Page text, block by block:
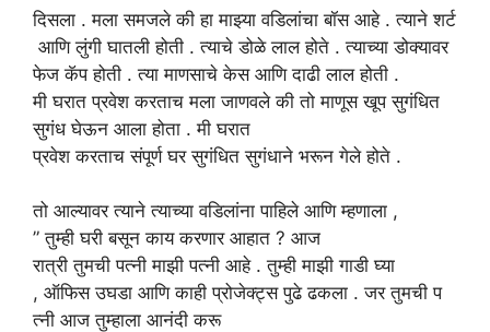
दिसला . मलासमजलेकी हा माझ्या वडिलांचा बॉस आहे . त्याने शर्ट
आणि लुंगी घातली होती . त्याचे डोळे लाल होते . त्याच्या डोक्यावर
फेज कॅप होती . त्या माणसाचे केस आणि दाढी लाल होती .
मी घरात प्रवेश करताच मला जाणवले की तो माणूस खूप सुगंधित
सुगंध घेऊन आला होता . मी घरात
प्रवेश करताच संपूर्ण घर सुगंधित सुगंधाने भरून गेले होते .
तो आल्यावर त्यानेत्याच्या वडिलांनापाहिले आणिम्हणाला ,
” तुम्ही घरी बसूनकायकरणार आहात ? आज
रात्री तुमची पत्नी माझी पत्नी आहे . तुम्ही माझी गाडी घ्या
, ऑफिस उघडा आणि काही प्रोजेक्ट्स पुढे ढकला . जर तुमची प
त्नी आज तुम्हाला आनंदी करू